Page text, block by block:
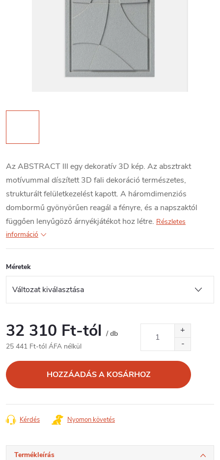
Az ABSTRACT III egy dekoratív 3D kép. Az absztrakt
motívummal díszített 3D fali dekoráció természetes,
strukturált felületkezelést kapott. A háromdimenziós
dombormű gyönyörűen reagál a fényre, és a napszaktól
függően lenyűgöző árnyékjátékot hoz létre. Részletes
információ
Méretek
32 310 Ft-tól / db
25 441 Ft-tól ÁFA nélkül
HOZZÁADÁS A KOSÁRHOZ
Kérdés Nyomon követés
Termékleírás